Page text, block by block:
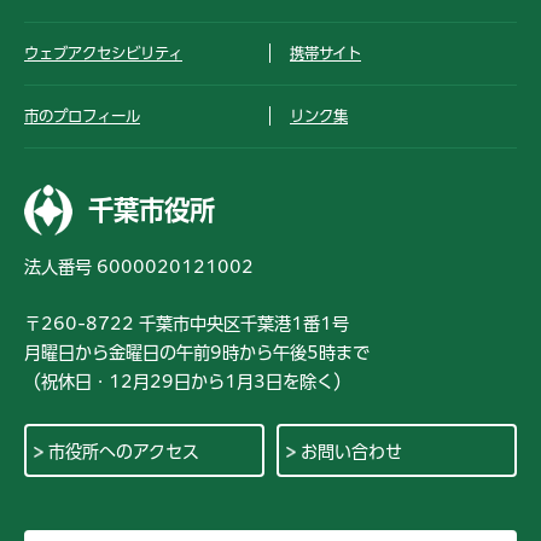
ウェブアクセシビリティ 携帯サイト
市のプロフィール リンク集
千葉市役所
法人番号 6000020121002
〒260-8722 千葉市中央区千葉港1番1号
月曜日から金曜日の午前9時から午後5時まで
（祝休日・12月29日から1月3日を除く）
市役所へのアクセス お問い合わせ